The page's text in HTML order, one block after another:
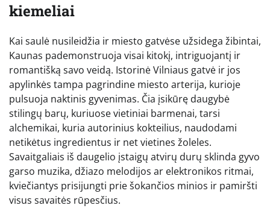
kiemeliai
Kai saulė nusileidžia ir miesto gatvėse užsidega žibintai,
Kaunas pademonstruoja visai kitokį, intriguojantį ir
romantišką savo veidą. Istorinė Vilniaus gatvė ir jos
apylinkės tampa pagrindine miesto arterija, kurioje
pulsuoja naktinis gyvenimas. Čia įsikūrę daugybė
stilingų barų, kuriuose vietiniai barmenai, tarsi
alchemikai, kuria autorinius kokteilius, naudodami
netikėtus ingredientus ir net vietines žoleles.
Savaitgaliais iš daugelio įstaigų atvirų durų sklinda gyvo
garso muzika, džiazo melodijos ar elektronikos ritmai,
kviečiantys prisijungti prie šokančios minios ir pamiršti
visus savaitės rūpesčius.